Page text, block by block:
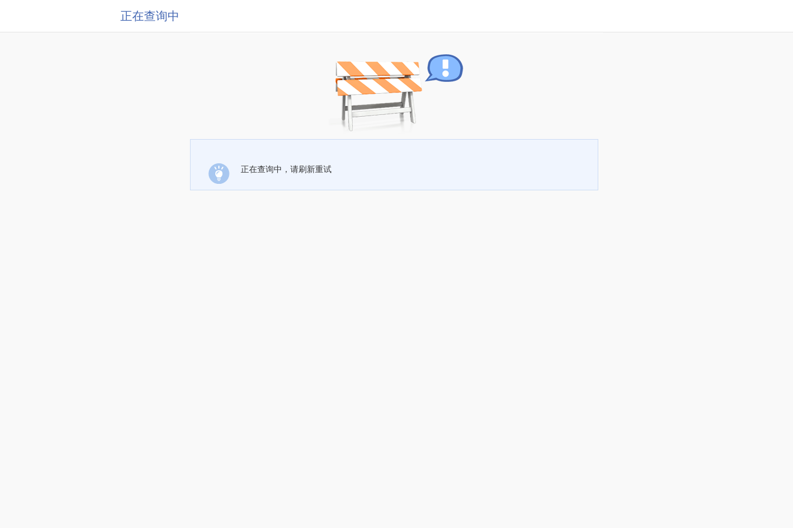
正在查询中
正在查询中，请刷新重试